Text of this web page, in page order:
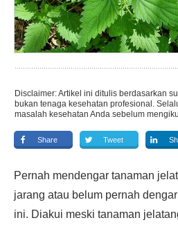
Disclaimer: Artikel ini ditulis berdasarkan
bukan tenaga kesehatan profesional.
masalah kesehatan Anda sebelum
Share Tweet
Pernah mendengar tanaman
jarang atau belum pernah
ini. Diakui meski tanaman